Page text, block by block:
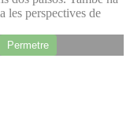
les perspectives de
Permetre